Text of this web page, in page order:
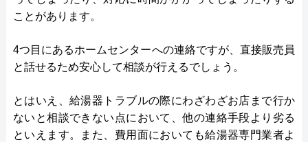
ことがあります。
4つ目にあるホームセンターへの連絡ですが、直接販売員
と話せるため安心して相談が行えるでしょう。
とはいえ、給湯器トラブルの際にわざわざお店まで行か
ないと相談できない点において、他の連絡手段より劣る
といえます。また、費用面においても給湯器専門業者よ